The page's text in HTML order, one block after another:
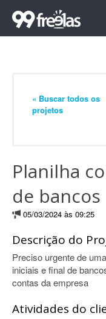
« Buscar todos os
projetos
Planilha
de bancos
05/03/2024 às 09:25
Descrição do
Preciso urgente de
iniciais e final de
contas da empresa
Atividades do